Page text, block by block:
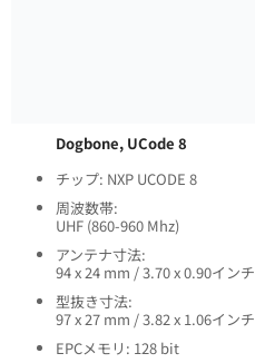
Dogbone, UCode 8
チップ: NXP UCODE 8
周波数帯:
UHF (860-960 Mhz)
アンテナ寸法:
94 x 24 mm / 3.70 x 0.90インチ
型抜き寸法:
97 x 27 mm / 3.82 x 1.06インチ
EPCメモリ: 128 bit